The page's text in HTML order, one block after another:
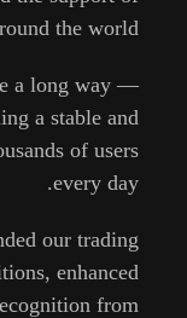
the world.
a long way —
a stable and
of users
every day.
our trading
enhanced
from